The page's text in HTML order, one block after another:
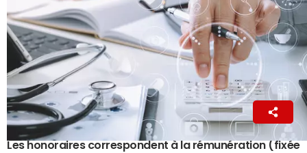
La Rédaction
25 mai 2025 01:55
Les honoraires correspondent à la rémunération (fixée